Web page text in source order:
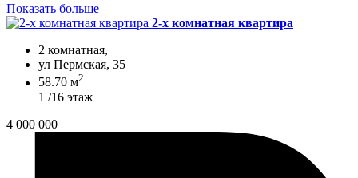
Показать больше
2-х комнатная квартира
2 комнатная,
ул Пермская, 35
58.70 м2
1 /16 этаж
4 000 000